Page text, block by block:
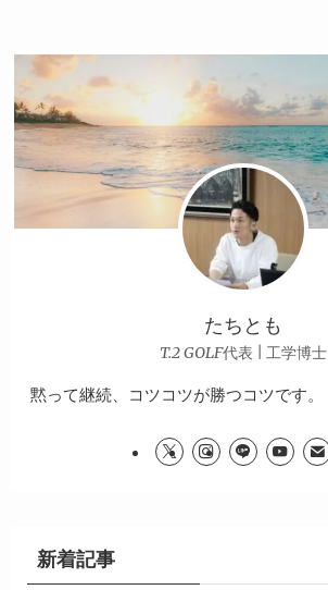
たちとも
T.2 GOLF代表 | 工学博士
黙って継続、コツコツが勝つコツです。
新着記事